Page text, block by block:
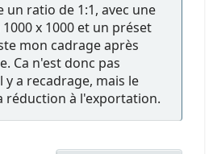
un ratio de 1:1, avec une
x 1000 et un préset
mon cadrage après
Ca n'est donc pas
a recadrage, mais le
réduction à l'exportation.